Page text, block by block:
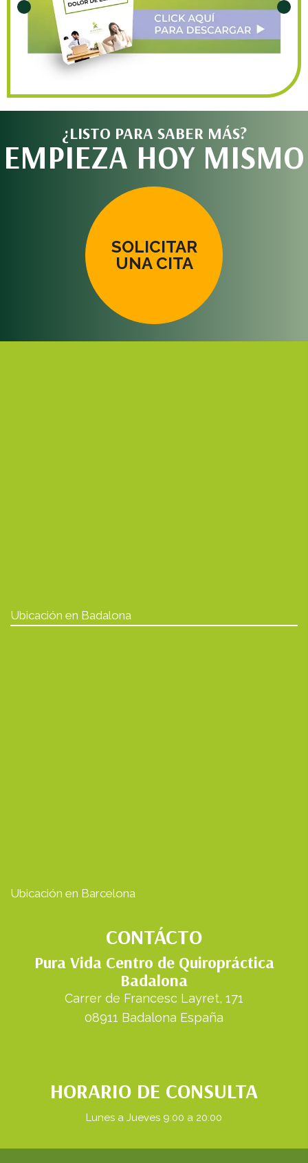
¿LISTO PARA SABER MÁS?
EMPIEZA HOY MISMO
SOLICITAR
UNA CITA
Ubicación en Badalona
Ubicación en Barcelona
CONTÁCTO
Pura Vida Centro de Quiropráctica
Badalona
Carrer de Francesc Layret, 171
08911 Badalona España
HORARIO DE CONSULTA
Lunes a Jueves 9:00 a 20:00